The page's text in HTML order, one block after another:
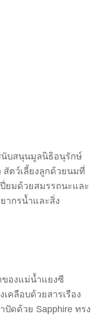
นับสนุนมูลนิธิอนุรักษ์
สัตว์เลี้ยงลูกด้วยนมที่
ยมด้วยสมรรถนะและ
ากรน้ำและสิ่ง
ของแม่น้ำแยงซี
คลือบด้วยสารเรือง
ดด้วย Sapphire ทรง